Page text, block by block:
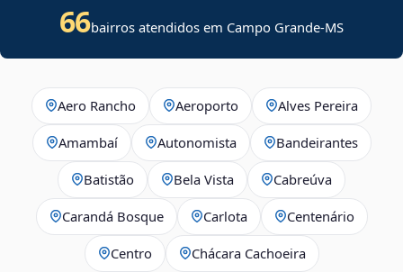
66bairros atendidos em Campo Grande-MS
Aero Rancho Aeroporto Alves Pereira
Amambaí Autonomista Bandeirantes
Batistão Bela Vista Cabreúva
Carandá Bosque Carlota Centenário
Centro Chácara Cachoeira